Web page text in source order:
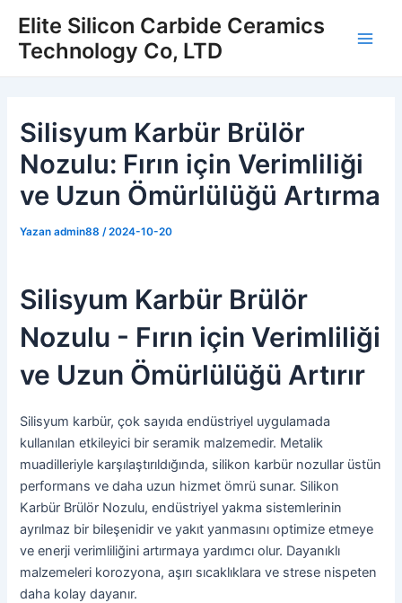
atlaElite Silicon Carbide Ceramics
Technology Co, LTD
Silisyum Karbür Brülör
Nozulu: Fırın için Verimliliği
ve Uzun Ömürlülüğü Artırma
Yazan admin88/2024-10-20
Silisyum Karbür Brülör
Nozulu - Fırın için Verimliliği
ve Uzun Ömürlülüğü Artırır
Silisyum karbür, çok sayıda endüstriyel uygulamada
kullanılan etkileyici bir seramik malzemedir. Metalik
muadilleriyle karşılaştırıldığında, silikon karbür nozullar üstün
performans ve daha uzun hizmet ömrü sunar. Silikon
Karbür Brülör Nozulu, endüstriyel yakma sistemlerinin
ayrılmaz bir bileşenidir ve yakıt yanmasını optimize etmeye
ve enerji verimliliğini artırmaya yardımcı olur. Dayanıklı
malzemeleri korozyona, aşırı sıcaklıklara ve strese nispeten
daha kolay dayanır.